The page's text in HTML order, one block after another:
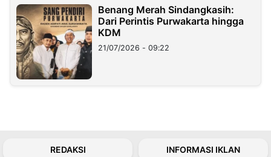
Benang Merah Sindangkasih:
Dari Perintis Purwakarta hingga
KDM
21/07/2026 - 09:22
REDAKSI INFORMASI IKLAN